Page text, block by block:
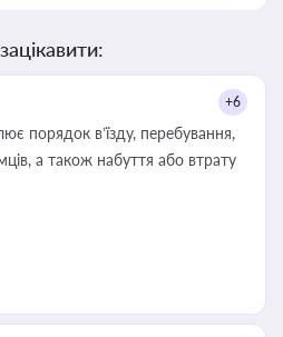
+6
порядок в’їзду, перебування,
а також набуття або втрату